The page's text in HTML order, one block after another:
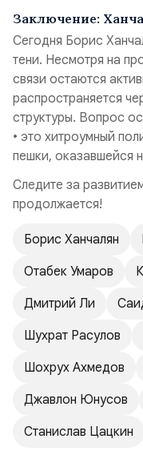
Заключение:
Сегодня Борис
тени. Несмотря на
связи остаются
распространяется
структуры. Вопрос
• это хитроумный
пешки, оказавшейся
Следите за
продолжается!
Борис Ханчалян
Отабек Умаров
Дмитрий Ли
Шухрат Расулов
Шохрух Ахмедов
Джавлон Юнусов
Станислав Цацкин